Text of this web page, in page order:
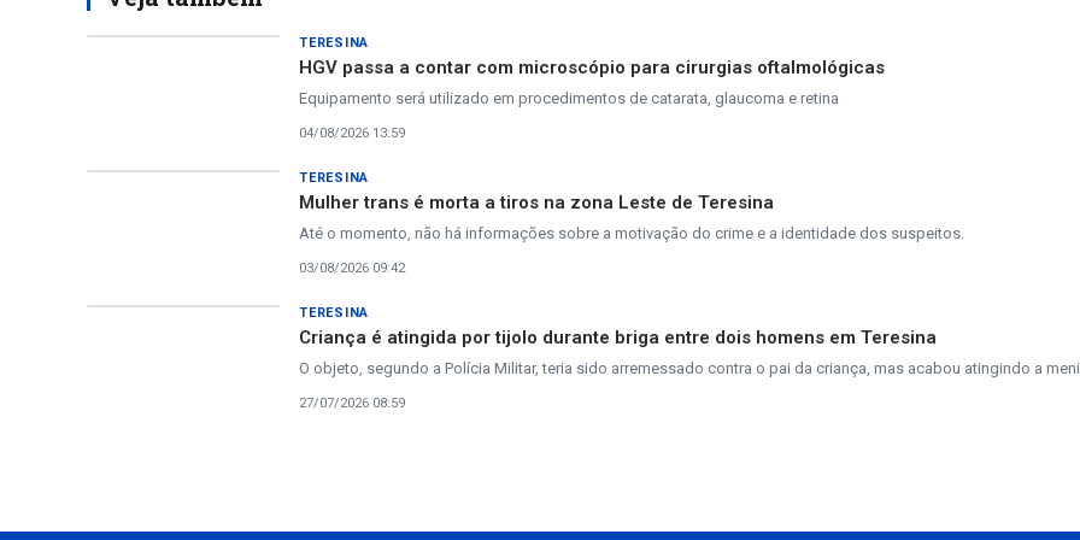
TERESINA
HGV passa a contar com microscópio para cirurgias oftalmológicas
Equipamento será utilizado em procedimentos de catarata, glaucoma e retina
04/08/2026 13:59
TERESINA
Mulher trans é morta a tiros na zona Leste de Teresina
Até o momento, não há informações sobre a motivação do crime e a identidade dos suspeitos.
03/08/2026 09:42
TERESINA
Criança é atingida por tijolo durante briga entre dois homens em Teresina
O objeto, segundo a Polícia Militar, teria sido arremessado contra o pai da criança, mas acabou atingindo a
27/07/2026 08:59